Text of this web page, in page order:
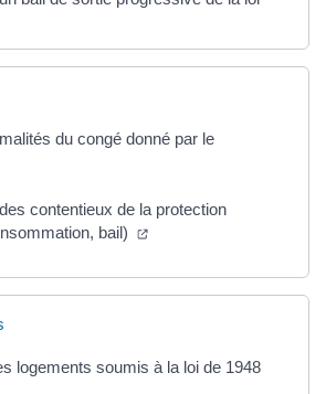
du congé donné par le
contentieux de la protection
bail)
logements soumis à la loi de 1948